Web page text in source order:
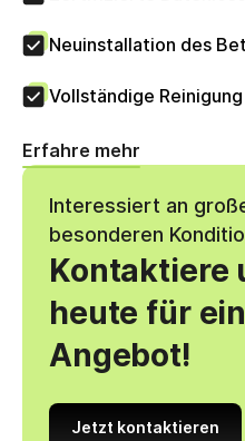
Neuinstallation des
Vollständige Reinigung
Erfahre mehr
Interessiert an
besonderen
Kontaktiere
heute für
Angebot!
Jetzt kontaktieren